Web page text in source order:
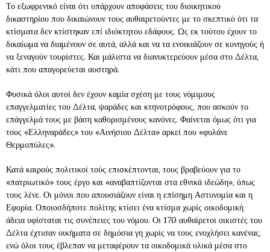
Το εξωφρενικό είναι ότι υπάρχουν αποφάσεις του διοικητικού
δικαστηρίου που δικαιώνουν τους αυθαιρετούντες με το σκεπτικό ότι τα
κτίσματα δεν κτίστηκαν επί ιδιόκτητου εδάφους. Ως εκ τούτου έχουν το
δικαίωμα να διαμένουν σε αυτά, αλλά και να τα ενοικιάζουν σε κυνηγούς ή
να ξεναγούν τουρίστες. Και μάλιστα να διανυκτερεύουν μέσα στο Δέλτα,
κάτι που απαγορεύεται αυστηρά.
Φυσικά όλοι αυτοί δεν έχουν καμία σχέση με τους νόμιμους
επαγγελματίες του Δέλτα, ψαράδες και κτηνοτρόφους, που ασκούν το
επάγγελμά τους με βάση καθορισμένους κανόνες. Φαίνεται όμως ότι για
τους «Ελληναράδες» του «Αινήσιου Δέλτα» αρκεί που «φυλάνε
Θερμοπύλες».
Κατά καιρούς πολιτικοί τούς επισκέπτονται, τους βραβεύουν για το
«πατριωτικό» τους έργο και «αναβαπτίζονται στα εθνικά ιδεώδη», όπως
τους λένε. Οι μόνοι που απουσιάζουν είναι η επίσημη Αστυνομία και η
Εφορία. Οποιοσδήποτε πολίτης κτίσει ένα κτίσμα χωρίς οικοδομική
άδεια υφίσταται τις συνέπειες του νόμου. Οι 170 αυθαίρετοι οικιστές του
Δέλτα έχτισαν οικήματα σε δημόσια γη χωρίς να τους ενοχλήσει κανένας,
ενώ όλοι τους έβλεπαν να μεταφέρουν τα οικοδομικά υλικά μέσα στο